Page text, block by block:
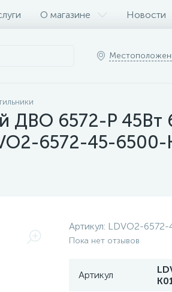
О магазине Новости
ДВО 6572-P 45Вт
6572-45-
Артикул: LDVO2-
Пока нет отзывов
Артикул